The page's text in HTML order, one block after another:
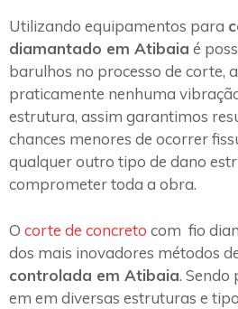
Utilizando equipamentos para
diamantado em Atibaia é
barulhos no processo de corte,
praticamente nenhuma
estrutura, assim garantimos
chances menores de ocorrer
qualquer outro tipo de dano
comprometer toda a obra.
O corte de concreto com fio
dos mais inovadores métodos
controlada em Atibaia. Sendo
em em diversas estruturas e